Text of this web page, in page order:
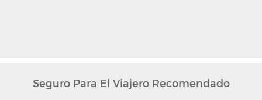
Seguro Para El Viajero Recomendado